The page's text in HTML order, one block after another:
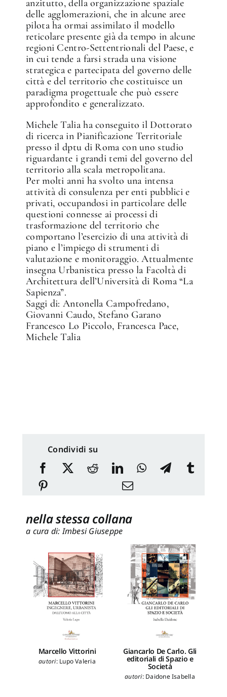
anzitutto, della organizzazione spaziale
delle agglomerazioni, che in alcune aree
pilota ha ormai assimilato il modello
reticolare presente già da tempo in alcune
regioni Centro-Settentrionali del Paese, e
in cui tende a farsi strada una visione
strategica e partecipata del governo delle
città e del territorio che costituisce un
paradigma progettuale che può essere
approfondito e generalizzato.
Michele Talia ha conseguito il Dottorato
di ricerca in Pianificazione Territoriale
presso il dptu di Roma con uno studio
riguardante i grandi temi del governo del
territorio alla scala metropolitana.
Per molti anni ha svolto una intensa
attività di consulenza per enti pubblici e
privati, occupandosi in particolare delle
questioni connesse ai processi di
trasformazione del territorio che
comportano l’esercizio di una attività di
piano e l’impiego di strumenti di
valutazione e monitoraggio. Attualmente
insegna Urbanistica presso la Facoltà di
Architettura dell’Università di Roma “La
Sapienza”.
Saggi di: Antonella Campofredano,
Giovanni Caudo, Stefano Garano
Francesco Lo Piccolo, Francesca Pace,
Michele Talia
Condividi su
nella stessa collana
a cura di: Imbesi Giuseppe
Marcello Vittorini
autori: Lupo Valeria
Giancarlo De Carlo. Gli
editoriali di Spazio e
Società
autori: Daidone Isabella